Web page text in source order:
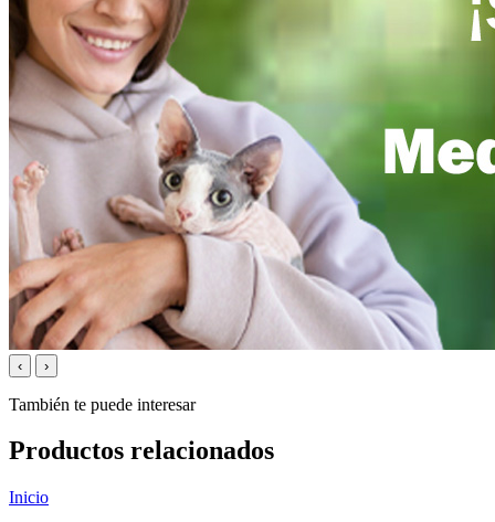
‹ ›
También te puede interesar
Productos relacionados
Inicio